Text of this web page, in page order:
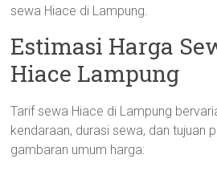
sewa Hiace di Lampung.
Estimasi Harga
Hiace Lampung
Tarif sewa Hiace di Lampung
kendaraan, durasi sewa, dan tujuan
gambaran umum harga: